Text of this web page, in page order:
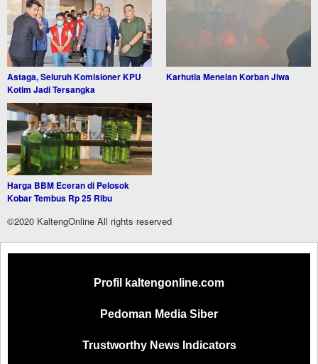
Astaga, Seluruh Komisioner KPU
Kotim Jadi Tersangka
Karhutla Menelan Korban Jiwa
Harga BBM Eceran di Pelosok
Kobar Tembus Rp 25 Ribu
©2020 KaltengOnline All rights reserved
Profil kaltengonline.com
Pedoman Media Siber
Trustworthy News Indicators